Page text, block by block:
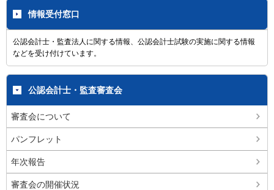
情報受付窓口
公認会計士・監査法人に関する情報、公認会計士試験の実施に関する情報
などを受け付けています。
公認会計士・監査審査会
審査会について
パンフレット
年次報告
審査会の開催状況